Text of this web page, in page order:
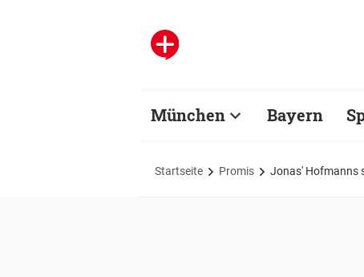
München Bayern
Startseite Promis Jonas' Hofmanns